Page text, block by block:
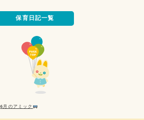
保育日記一覧
6月のアミック